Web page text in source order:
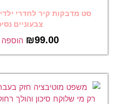
סט מדבקות קיר לחדרי
צבעוניים
₪99.00 הוספה